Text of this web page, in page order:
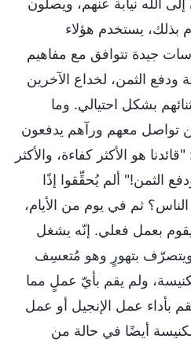
بذلك، يستخدم هؤلاء
جيدة تتوافق مع مفاهيم
الثمن، لخداع الآخرين
بشكل احتيالي. وما
من تواصل معهم ورآهم يدفعون
هو الأكثر كفاءة، والأكثر
الثمن!" ألم يُحقِّقوا إذًا
ثم في يوم من الأيام،
يقوم بعمل فعلي. إنّه يشغل
بتهورٍ وهو مُتعسِف
ولم يقم بأيّ عملٍ مما
بأداء عمل الإنجيل أو عمل
الكنيسة أيضًا في حالة من